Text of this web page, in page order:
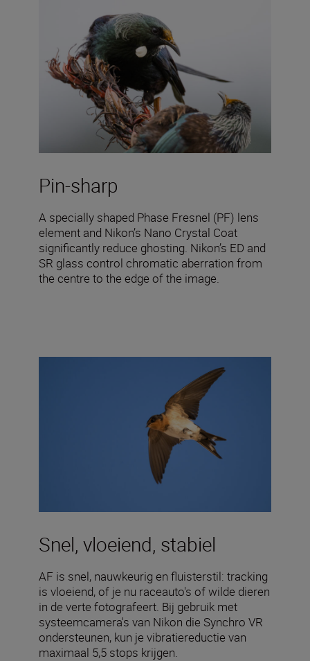
Pin-sharp
A specially shaped Phase Fresnel (PF) lens
element and Nikon’s Nano Crystal Coat
significantly reduce ghosting. Nikon’s ED and
SR glass control chromatic aberration from
the centre to the edge of the image.
Snel, vloeiend, stabiel
AF is snel, nauwkeurig en fluisterstil: tracking
is vloeiend, of je nu raceauto's of wilde dieren
in de verte fotografeert. Bij gebruik met
systeemcamera's van Nikon die Synchro VR
ondersteunen, kun je vibratiereductie van
maximaal 5,5 stops krijgen.